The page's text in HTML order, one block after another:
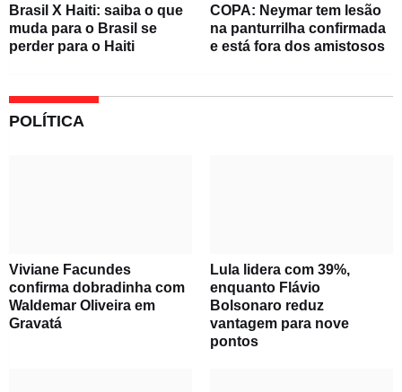
Brasil X Haiti: saiba o que
muda para o Brasil se
perder para o Haiti
COPA: Neymar tem lesão
na panturrilha confirmada
e está fora dos amistosos
POLÍTICA
Viviane Facundes
confirma dobradinha com
Waldemar Oliveira em
Gravatá
Lula lidera com 39%,
enquanto Flávio
Bolsonaro reduz
vantagem para nove
pontos